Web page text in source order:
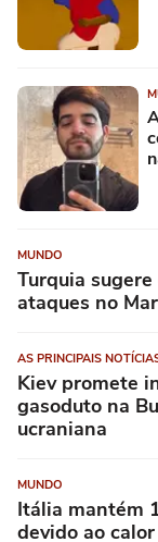
MUNDO
Turquia
ataques no
AS PRINCIPAIS
Kiev promete
gasoduto na
ucraniana
MUNDO
Itália mantém
devido ao